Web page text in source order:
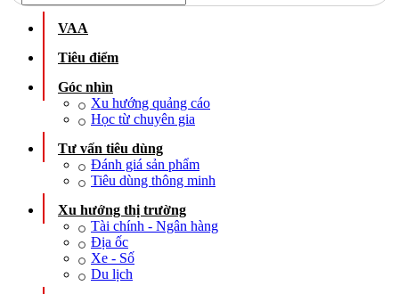
VAA
Tiêu điểm
Góc nhìn
Xu hướng quảng cáo
Học từ chuyên gia
Tư vấn tiêu dùng
Đánh giá sản phẩm
Tiêu dùng thông minh
Xu hướng thị trường
Tài chính - Ngân hàng
Địa ốc
Xe - Số
Du lịch